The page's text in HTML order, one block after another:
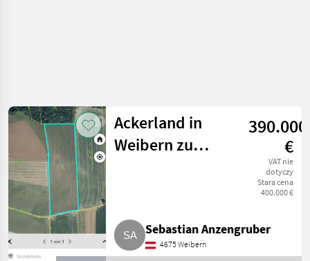
Ackerland in
Weibern zu
390.000
€
VAT nie
dotyczy
Stara cena
400.000 €
Sebastian Anzengruber
4675 Weibern